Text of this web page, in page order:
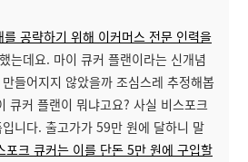
공략하기 위해 이커머스 전문 인력을
는데요. 마이 큐커 플랜이라는 신개념
들어지지 않았을까 조심스레 추정해봅
큐커 플랜이 뭐냐고요? 사실 비스포크
니다. 출고가가 59만 원에 달하니 말
포크 큐커는 이를 단돈 5만 원에 구입할